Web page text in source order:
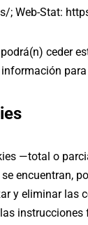
; Web-Stat:
ceder
—total o
encuentran,
y eliminar las